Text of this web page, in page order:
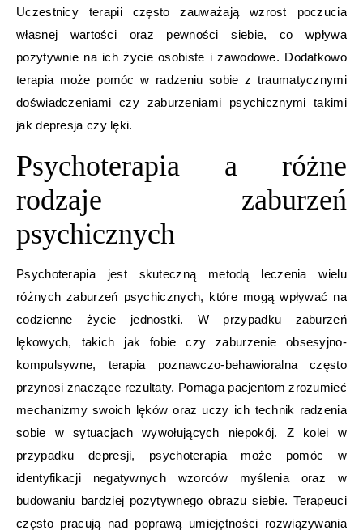
Uczestnicy terapii często zauważają wzrost poczucia
własnej wartości oraz pewności siebie, co wpływa
pozytywnie na ich życie osobiste i zawodowe. Dodatkowo
terapia może pomóc w radzeniu sobie z traumatycznymi
doświadczeniami czy zaburzeniami psychicznymi takimi
jak depresja czy lęki.
Psychoterapia a różne
rodzaje zaburzeń
psychicznych
Psychoterapia jest skuteczną metodą leczenia wielu
różnych zaburzeń psychicznych, które mogą wpływać na
codzienne życie jednostki. W przypadku zaburzeń
lękowych, takich jak fobie czy zaburzenie obsesyjno-
kompulsywne, terapia poznawczo-behawioralna często
przynosi znaczące rezultaty. Pomaga pacjentom zrozumieć
mechanizmy swoich lęków oraz uczy ich technik radzenia
sobie w sytuacjach wywołujących niepokój. Z kolei w
przypadku depresji, psychoterapia może pomóc w
identyfikacji negatywnych wzorców myślenia oraz w
budowaniu bardziej pozytywnego obrazu siebie. Terapeuci
często pracują nad poprawą umiejętności rozwiązywania